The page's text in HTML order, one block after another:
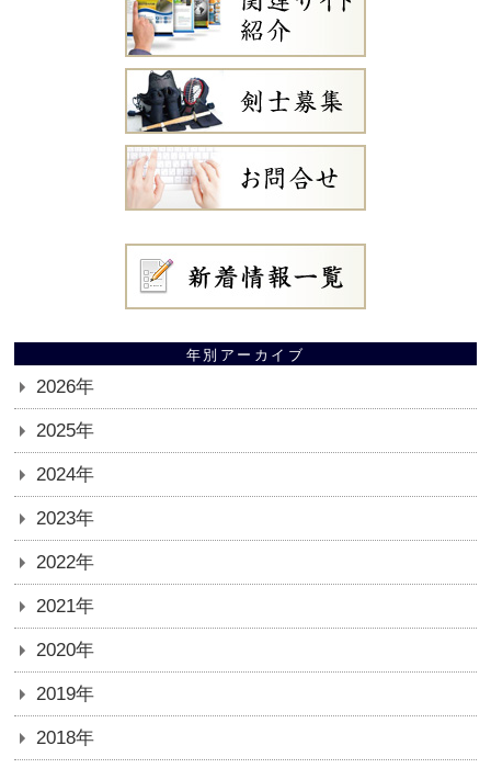
年別アーカイブ
2026年
2025年
2024年
2023年
2022年
2021年
2020年
2019年
2018年